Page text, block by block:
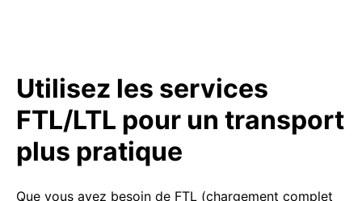
Utilisez les services
FTL/LTL pour un transport
plus pratique
Que vous ayez besoin de FTL (chargement complet